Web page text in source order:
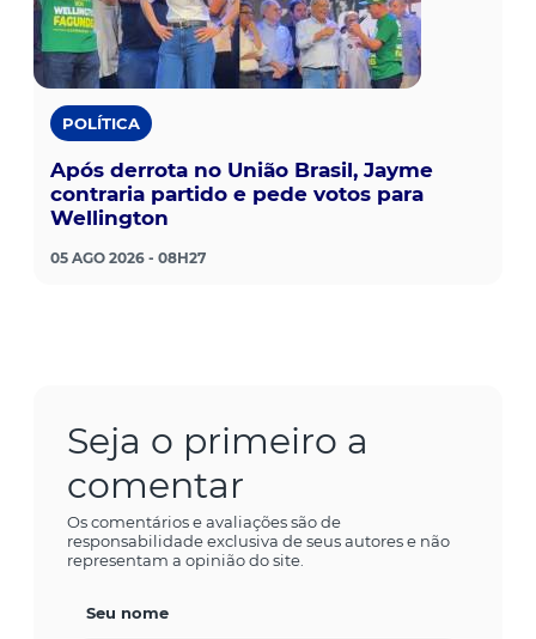
POLÍTICA
Após derrota no União Brasil, Jayme
contraria partido e pede votos para
Wellington
05 AGO 2026 - 08H27
Seja o primeiro a
comentar
Os comentários e avaliações são de
responsabilidade exclusiva de seus autores e não
representam a opinião do site.
Seu nome